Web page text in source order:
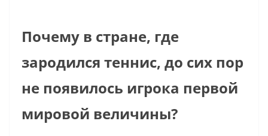
Почему в стране, где
зародился теннис, до сих пор
не появилось игрока первой
мировой величины?